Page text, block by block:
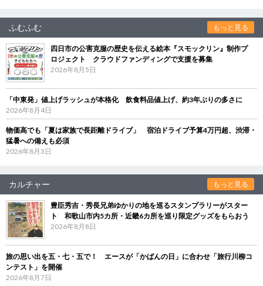
ふむふむ もっと見る
四日市の公害克服の歴史を伝える絵本『スモックリン』制作プ
ロジェクト クラウドファンディングで支援を募集
2026年8月5日
「中東発」値上げラッシュが本格化 飲食料品値上げ、約3年ぶりの多さに
2026年8月4日
物価高でも「夏は家族で長距離ドライブ」 宿泊ドライブ予算4万円超、渋滞・
猛暑への備えも必須
2026年8月3日
カルチャー もっと見る
豊臣秀吉・秀長兄弟ゆかりの地を巡るスタンプラリーがスター
ト 和歌山市内5カ所・近畿6カ所を巡り限定グッズをもらおう
2026年8月8日
旅の思い出を五・七・五で！ エースが「かばんの日」に合わせ「旅行川柳コ
ンテスト」を開催
2026年8月7日